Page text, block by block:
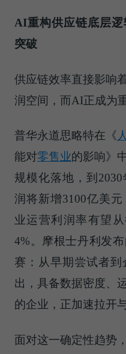
AI重构供应链底层逻
突破
供应链效率直接影响
润空间，而AI正成为
普华永道思略特在《
能对零售业的影响》
规模化落地，到
润将新增3100亿美
业运营利润率有望
4%。摩根士丹利发
赛：从早期尝试者
出，具备数据密度、
的企业，正加速拉开
面对这一确定性趋势